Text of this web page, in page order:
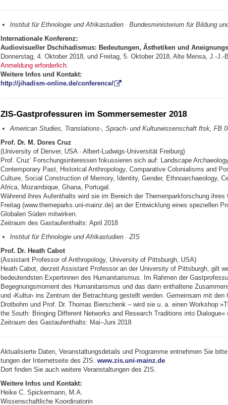
Institut für Ethnologie und Afrikastudien · Bundesministerium für Bildung
Internationale Konferenz:
Audiovisueller Dschihadismus: Bedeutungen, Ästhetiken und
Donnerstag, 4. Oktober 2018, und Freitag, 5. Oktober 2018, Alte Mensa, J.-J.-
Anmeldung erforderlich.
Weitere Infos und Kontakt:
http://jihadism-online.de/conference/
ZIS-Gastprofessuren im Sommersemester 2018
American Studies, Translations-, Sprach- und Kulturwissenschaft ftsk, FB
Prof. Dr. M. Dores Cruz
(University of Denver, USA · Albert-Ludwigs-Universität Freiburg)
Prof. Cruz’ Forschungsinteressen fokussieren sich auf: Landscape
Contemporary Past, Historical Anthropo­logy, Comparative Colonialisms and
Culture, Social Construc­tion of Me­mory, Identity, Gender, Ethno­archaeo­logy,
Africa, Mozambique, Ghana, Portugal.
Während ihres Aufenthalts wird sie im Bereich der Themenpark­forschung ihres
Freitag (www.themeparks.uni-mainz.de) an der Ent­wick­lung eines speziellen
Globalen Süden mitwirken.
Zeitraum des Gastaufenthalts: April 2018
Institut für Ethnologie und Afrikastudien · ZIS
Prof. Dr. Heath Cabot
(Assistant Professor of Anthropology, University of Pittsburgh, USA)
Heath Cabot, derzeit Assistant Professor an der University of Pittsburgh, gilt
bedeutendsten Expertinnen des Humanita­ris­mus. Im Rahmen der
Begegnungsmoment des Humanitarismus und das darin enthaltene
und ›Kultur‹ ins Zentrum der Betrachtung gestellt werden. Gemeinsam mit den
Drotbohm und Prof. Dr. Thomas Bierschenk – wird sie u. a. einen Workshop
the South: Bringing Different Networks and Research Traditions into Dialogue«
Zeitraum des Gastaufenthalts: Mai–Juni 2018
Aktualisierte Daten, Veranstaltungsdetails und Pro­gramme entnehmen Sie
tungen der Internetseite des ZIS: www.zis.uni-mainz.de
Dort finden Sie auch weitere Veranstaltungen des ZIS.
Weitere Infos und Kontakt:
Heike C. Spickermann, M.A.
Wissenschaftliche Koordinatorin